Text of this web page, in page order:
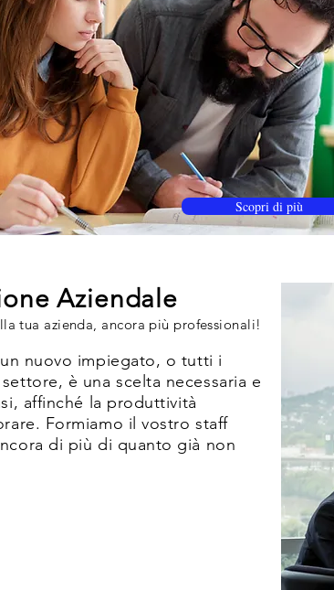
Scopri di più
Aziendale
tua azienda, ancora più professionali!
nuovo impiegato, o tutti i
è una scelta necessaria e
affinché la produttività
Formiamo il vostro staff
di più di quanto già non